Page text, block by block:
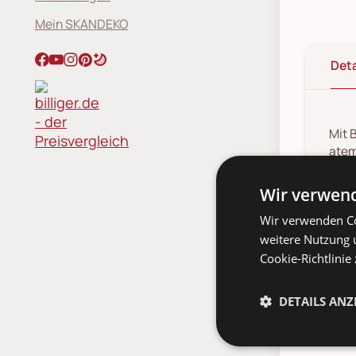
Mein SKANDEKO
Mit
cm.
es
Wir
Wir verwenden
weitere Nutzung
Cookie-Richtlinie
DETAILS